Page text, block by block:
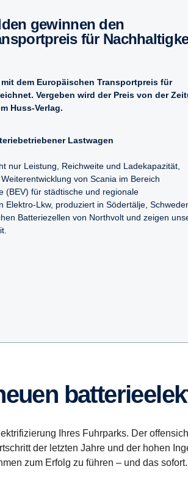
für
dem Europäischen Transportpreis für
Vergeben wird der Preis von der
Huss-Verlag.
Lastwagen
nur Leistung, Reichweite und Ladekapazität,
von Scania im Bereich
(BEV) für städtische und regionale
Elektro-Lkw, produziert in Södertälje,
Batteriezellen von Northvolt und zeigen
Ihres Fuhrparks. Der
der letzten Jahre und der hohen
zum Erfolg zu führen – und das sofort.